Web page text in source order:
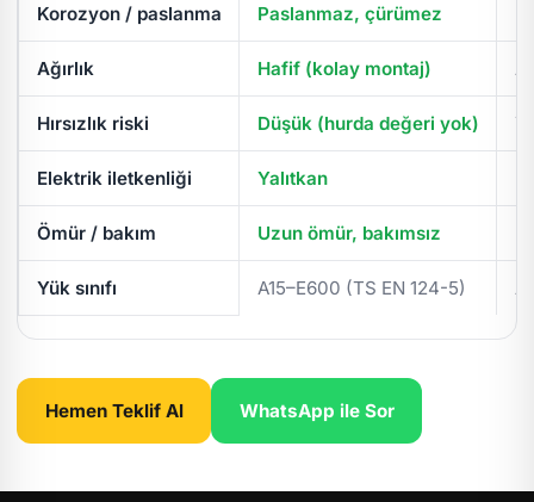
Korozyon / paslanma Paslanmaz, çürümez
Ağırlık Hafif (kolay montaj)
Hırsızlık riski Düşük (hurda değeri yok)
Elektrik iletkenliği Yalıtkan
Ömür / bakım Uzun ömür, bakımsız
Yük sınıfı A15–E600 (TS EN 124-5)
Hemen Teklif Al WhatsApp ile Sor